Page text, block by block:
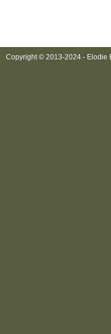
Copyright © 2013-2024 - Elodie